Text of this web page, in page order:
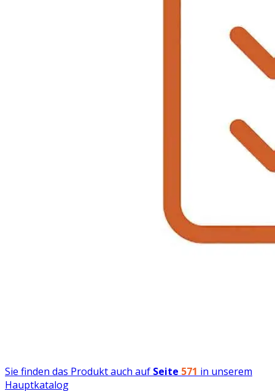
Sie finden das Produkt auch auf Seite 571 in unserem
Hauptkatalog